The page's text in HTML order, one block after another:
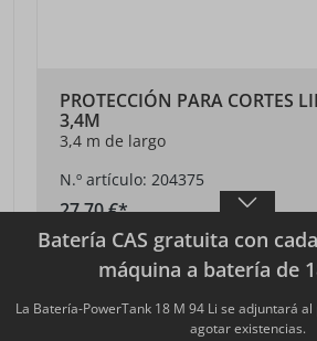
Batería CAS gratuita con
máquina a batería de
La Batería-PowerTank 18 M 94 Li se adjuntará
agotar existencias.
PROTECCIÓN PARA CORTES
3,4M
3,4 m de largo
N.º artículo: 204375
27,70 €*
Precios sin IVA más gastos de envío
VISTA DETALLADA